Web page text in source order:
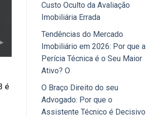
é
Custo Oculto da Avaliação
Imobiliária Errada
Tendências do Mercado
Imobiliário em 2026: Por que a
Perícia Técnica é o Seu Maior
Ativo? O
O Braço Direito do seu
Advogado: Por que o
Assistente Técnico é Decisivo